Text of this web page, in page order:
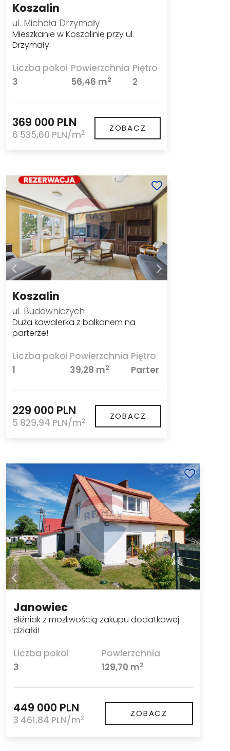
Koszalin
ul. Michała Drzymały
Mieszkanie w Koszalinie przy ul.
Drzymały
Liczba pokoi
3
Powierzchnia
56,46 m2
Piętro
2
369 000 PLN
6 535,60 PLN/m2 ZOBACZ
Koszalin
ul. Budowniczych
Duża kawalerka z balkonem na
parterze!
Liczba pokoi
1
Powierzchnia
39,28 m2
Piętro
Parter
229 000 PLN
5 829,94 PLN/m2 ZOBACZ
Janowiec
Bliźniak z możliwością zakupu dodatkowej
działki!
Liczba pokoi
3
Powierzchnia
129,70 m2
449 000 PLN
3 461,84 PLN/m2 ZOBACZ